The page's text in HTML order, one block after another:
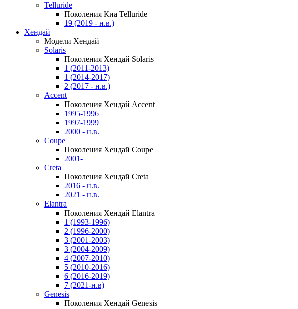
Telluride
Поколения Киа Telluride
19 (2019 - н.в.)
Хендай
Модели Хендай
Solaris
Поколения Хендай Solaris
1 (2011-2013)
1 (2014-2017)
2 (2017 - н.в.)
Accent
Поколения Хендай Accent
1995-1996
1997-1999
2000 - н.в.
Coupe
Поколения Хендай Coupe
2001-
Creta
Поколения Хендай Creta
2016 - н.в.
2021 - н.в.
Elantra
Поколения Хендай Elantra
1 (1993-1996)
2 (1996-2000)
3 (2001-2003)
3 (2004-2009)
4 (2007-2010)
5 (2010-2016)
6 (2016-2019)
7 (2021-н.в)
Genesis
Поколения Хендай Genesis